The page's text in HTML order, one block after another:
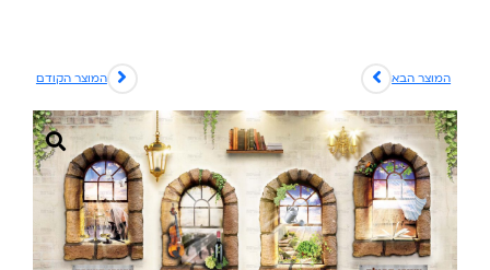
המוצר הקודם המוצר הבא